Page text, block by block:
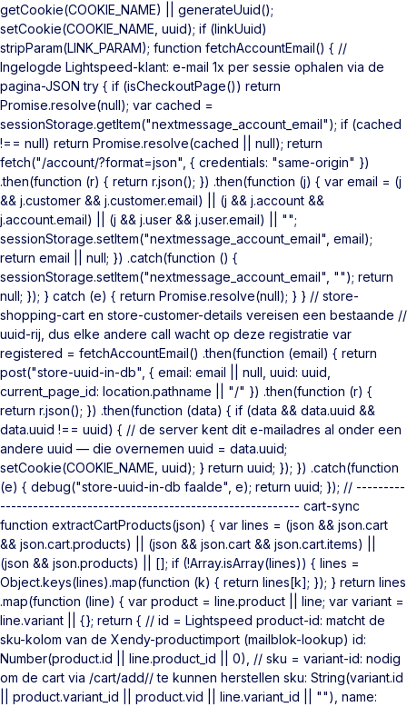
getCookie(COOKIE_NAME) || generateUuid();
setCookie(COOKIE_NAME, uuid); if (linkUuid)
stripParam(LINK_PARAM); function fetchAccountEmail() { //
Ingelogde Lightspeed-klant: e-mail 1x per sessie ophalen via de
pagina-JSON try { if (isCheckoutPage()) return
Promise.resolve(null); var cached =
sessionStorage.getItem("nextmessage_account_email"); if (cached
!== null) return Promise.resolve(cached || null); return
fetch("/account/?format=json", { credentials: "same-origin" })
.then(function (r) { return r.json(); }) .then(function (j) { var email = (j
&& j.customer && j.customer.email) || (j && j.account &&
j.account.email) || (j && j.user && j.user.email) || "";
sessionStorage.setItem("nextmessage_account_email", email);
return email || null; }) .catch(function () {
sessionStorage.setItem("nextmessage_account_email", ""); return
null; }); } catch (e) { return Promise.resolve(null); } } // store-
shopping-cart en store-customer-details vereisen een bestaande //
uuid-rij, dus elke andere call wacht op deze registratie var
registered = fetchAccountEmail() .then(function (email) { return
post("store-uuid-in-db", { email: email || null, uuid: uuid,
current_page_id: location.pathname || "/" }) .then(function (r) {
return r.json(); }) .then(function (data) { if (data && data.uuid &&
data.uuid !== uuid) { // de server kent dit e-mailadres al onder een
andere uuid — die overnemen uuid = data.uuid;
setCookie(COOKIE_NAME, uuid); } return uuid; }); }) .catch(function
(e) { debug("store-uuid-in-db faalde", e); return uuid; }); // ---------
------------------------------------------------------- cart-sync
function extractCartProducts(json) { var lines = (json && json.cart
&& json.cart.products) || (json && json.cart && json.cart.items) ||
(json && json.products) || []; if (!Array.isArray(lines)) { lines =
Object.keys(lines).map(function (k) { return lines[k]; }); } return lines
.map(function (line) { var product = line.product || line; var variant =
line.variant || {}; return { // id = Lightspeed product-id: matcht de
sku-kolom van de Xendy-productimport (mailblok-lookup) id:
Number(product.id || line.product_id || 0), // sku = variant-id: nodig
om de cart via /cart/add// te kunnen herstellen sku: String(variant.id
|| product.variant_id || product.vid || line.variant_id || ""), name: